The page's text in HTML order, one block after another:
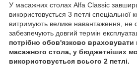
У масажних столах Alfa Classic
використовується 3 петлі спеціальної
витримують велике навантаження, не
забезпечують довгий термін
потрібно обов'язково враховувати
масажного стола, у бюджетніших
використовується всього 2 петлі.